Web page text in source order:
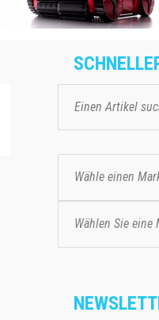
Wähle einen
Wählen Sie eine